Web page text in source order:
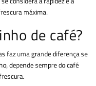
máxima.
de café?
faz uma grande diferença se
depende sempre do café